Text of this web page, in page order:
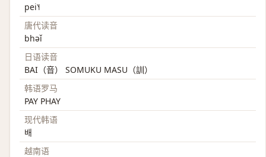
pei˥˧
唐代读音
bhəǐ
日语读音
BAI（音） SOMUKU MASU（訓）
韩语罗马
PAY PHAY
现代韩语
배
越南语